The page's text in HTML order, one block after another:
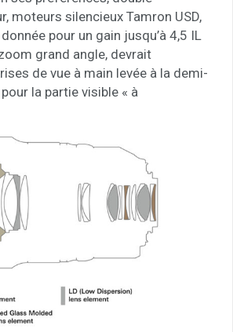
moteurs silencieux Tamron USD,
pour un gain jusqu’à 4,5 IL
grand angle, devrait
de vue à main levée à la demi-
la partie visible « à